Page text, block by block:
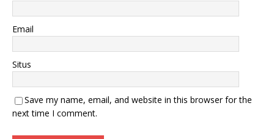
Email
Situs
Save my name, email, and website in this browser for the
next time I comment.